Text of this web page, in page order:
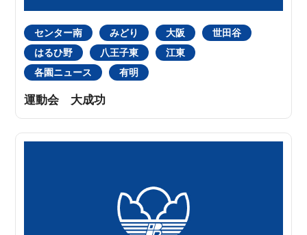
センター南 みどり 大阪
世田谷
はるひ野
八王子東
江東
各園ニュース
有明
運動会 大成功